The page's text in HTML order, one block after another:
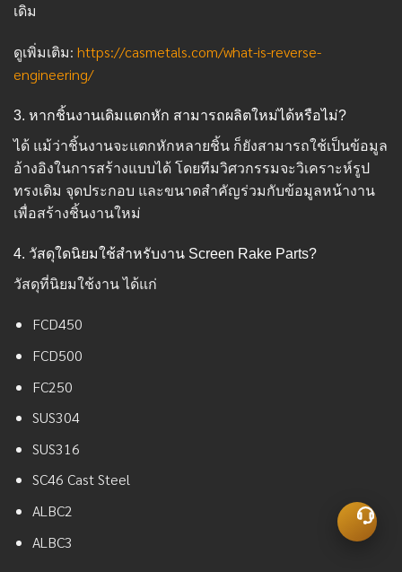
เดิม
ดูเพิ่มเติม: https://casmetals.com/what-is-reverse-
engineering/
3. หากชิ้นงานเดิมแตกหัก สามารถผลิตใหม่ได้หรือไม่?
ได้ แม้ว่าชิ้นงานจะแตกหักหลายชิ้น ก็ยังสามารถใช้เป็นข้อมูล
อ้างอิงในการสร้างแบบได้ โดยทีมวิศวกรรมจะวิเคราะห์รูป
ทรงเดิม จุดประกอบ และขนาดสำคัญร่วมกับข้อมูลหน้างาน
เพื่อสร้างชิ้นงานใหม่
4. วัสดุใดนิยมใช้สำหรับงาน Screen Rake Parts?
วัสดุที่นิยมใช้งาน ได้แก่
FCD450
FCD500
FC250
SUS304
SUS316
SC46 Cast Steel
ALBC2
ALBC3